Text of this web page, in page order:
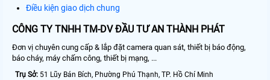
Điều kiện giao dịch chung
CÔNG TY TNHH TM-DV ĐẦU TƯ AN THÀNH PHÁT
Đơn vị chuyên cung cấp & lắp đặt camera quan sát, thiết bị báo động,
báo cháy, máy chấm công, thiết bị mạng, ...
Trụ Sở: 51 Lũy Bán Bích, Phường Phú Thạnh, TP. Hồ Chí Minh